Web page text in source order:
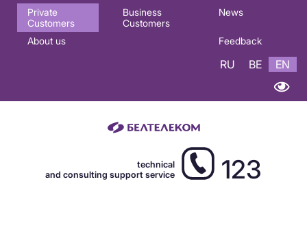
Основная
навигация
Private
Customers
Business
Customers
News
About us Feedback
RU BE EN
technical
and consulting support service
123